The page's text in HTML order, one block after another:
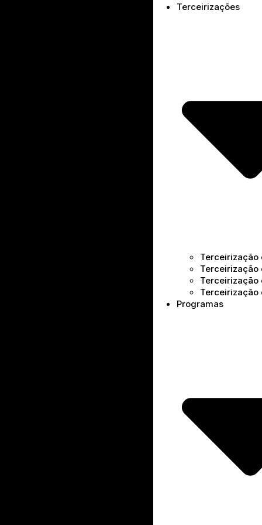
Terceirizações
Terceirização
Terceirização
Terceirização
Terceirização
Programas